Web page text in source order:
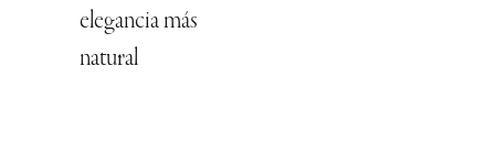
elegancia más
natural